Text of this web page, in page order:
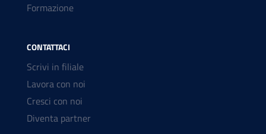
Formazione
CONTATTACI
Scrivi in filiale
Lavora con noi
Cresci con noi
Diventa partner